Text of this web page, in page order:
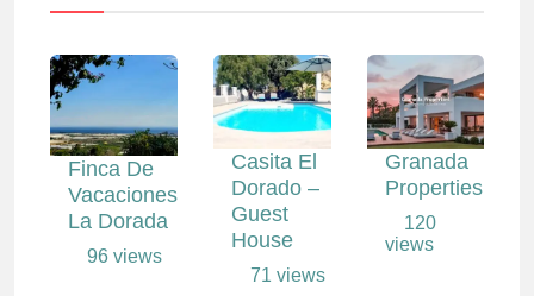
Finca De
Vacaciones
La Dorada
96 views
Casita El
Dorado –
Guest
House
71 views
Granada
Properties
120
views